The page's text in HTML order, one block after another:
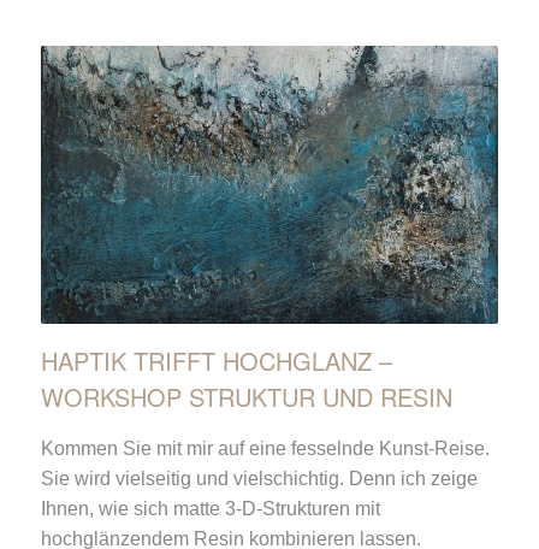
HAPTIK TRIFFT HOCHGLANZ –
WORKSHOP STRUKTUR UND RESIN
Kommen Sie mit mir auf eine fesselnde Kunst-Reise.
Sie wird vielseitig und vielschichtig. Denn ich zeige
Ihnen, wie sich matte 3-D-Strukturen mit
hochglänzendem Resin kombinieren lassen.